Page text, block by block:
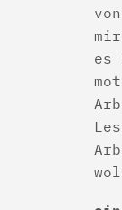
es